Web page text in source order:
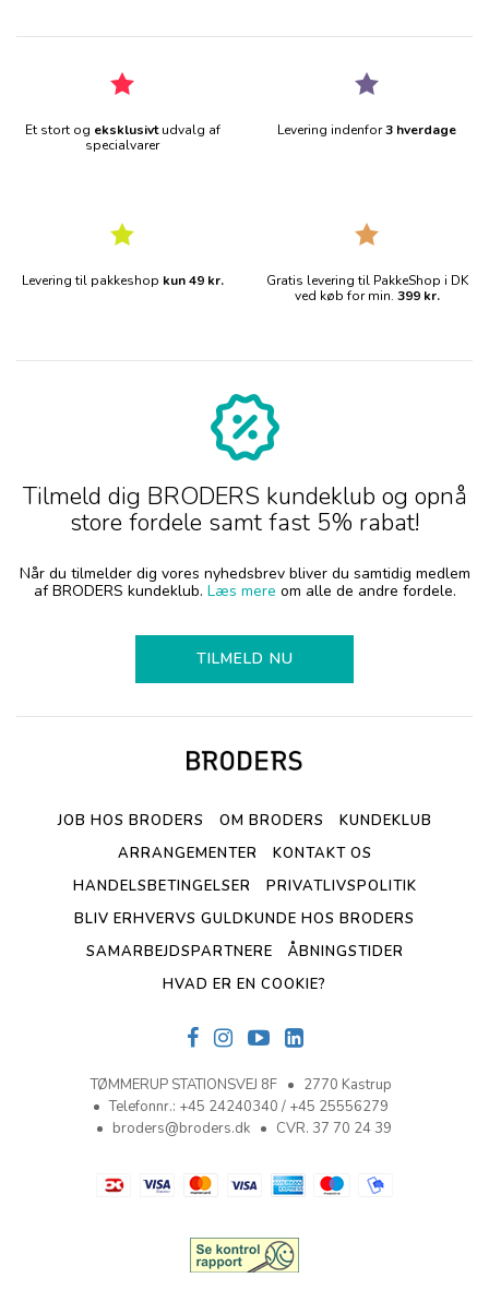
Et stort og eksklusivtudvalg af
specialvarer
Levering indenfor3 hverdage
Levering til pakkeshop kun 49 kr.
Gratis levering til PakkeShop i DK
ved køb for min. 399 kr.
Tilmeld dig BRODERS kundeklub og opnå
store fordele samt fast 5% rabat!
Når du tilmelder dig vores nyhedsbrev bliver du samtidig medlem
af BRODERS kundeklub. Læs mere om alle de andre fordele.
TILMELD NU
JOB HOS BRODERS OM BRODERS
KUNDEKLUB
ARRANGEMENTER
KONTAKT OS
HANDELSBETINGELSER
PRIVATLIVSPOLITIK
BLIV ERHVERVS GULDKUNDE HOS BRODERS
SAMARBEJDSPARTNERE
ÅBNINGSTIDER
HVAD ER EN COOKIE?
TØMMERUP STATIONSVEJ 8F
2770 Kastrup
Telefonnr.: +45 24240340 / +45 25556279
broders@broders.dk
CVR. 37 70 24 39